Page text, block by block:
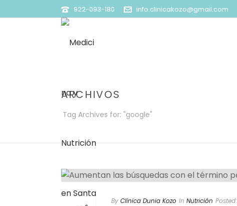
922-093-180 info.clinicakozo@gmail.com
ARCHIVOS
Tag Archives for: "google"
By Clínica Dunia Kozo In Nutrición Posted